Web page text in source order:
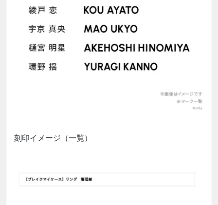
刻印イメージ（一覧）